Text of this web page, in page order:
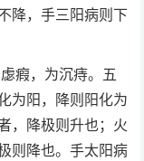
降，手三阳病则下
瘕，为沉痔。五
为阳，降则阳化为
，降极则升也；火
则降也。手太阳病